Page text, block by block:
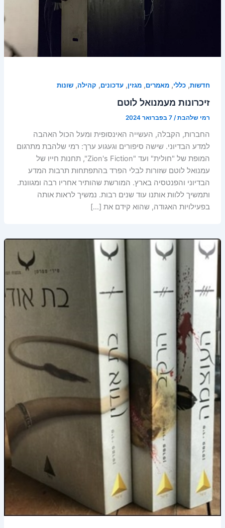
חדשות, כללי, מאמרים, מגזין, עדכונים, קהילה, שונות
זיכרונות מעמנואל לוטם
רמי שלהבת/ 7 בפברואר 2024
החברות, הקבלה, העשייה האינסופית ומעל הכול האהבה
למדע הבדיוני. שישה סיפורים וגעגוע ערך: רמי שלהבת מתרגום
המופת של "חולית" ועד "Zion's Fiction", תחנות חייו של
עמנואל לוטם שזורות לבלי הפרד בהתפתחות תרבות המדע
הבדיוני והפנטסיה בארץ. המורשת שהותיר אחריו רבה ומגוונת.
ותמשיך ללוות אותנו עוד שנים רבות. נמשיך לראות אותה
בפעילויות האגודה, שהוא קידם את […]